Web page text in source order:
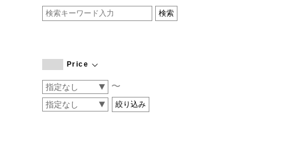
CATWORTH
COGTHEBIGSMOKE
CONVERSE
DEAN & DELUCA
Price
〜